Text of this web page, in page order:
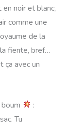
noir et blanc,
comme une
de la
fiente, bref…
ça avec un
:
Tu